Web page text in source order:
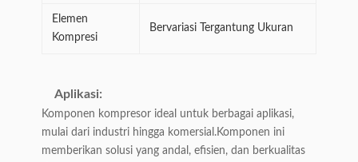
Elemen
Kompresi
Bervariasi Tergantung Ukuran
Aplikasi:
Komponen kompresor ideal untuk berbagai aplikasi,
mulai dari industri hingga komersial.Komponen ini
memberikan solusi yang andal, efisien, dan berkualitas